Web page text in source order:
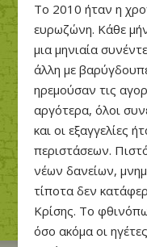
Το 2010 ήταν η
ευρωζώνη. Κάθε
μια μηνιαία
άλλη με
ηρεμούσαν τις
αργότερα, όλοι
και οι εξαγγελίες
περιστάσεων.
νέων δανείων,
τίποτα δεν
Κρίσης. Το
όσο ακόμα οι